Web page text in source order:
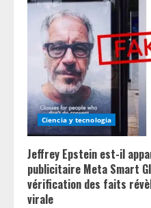
Ciencia y tecnologia
Jeffrey Epstein est-il
publicitaire Meta Smart
vérification des faits
virale